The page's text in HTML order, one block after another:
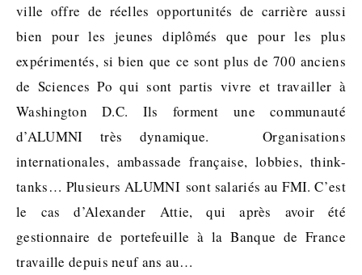
ville offre de réelles opportunités de carrière aussi
bien pour les jeunes diplômés que pour les plus
expérimentés, si bien que ce sont plus de 700 anciens
de Sciences Po qui sont partis vivre et travailler à
Washington D.C. Ils forment une communauté
d’ALUMNI très dynamique. Organisations
internationales, ambassade française, lobbies, think-
tanks… Plusieurs ALUMNI sont salariés au FMI. C’est
le cas d’Alexander Attie, qui après avoir été
gestionnaire de portefeuille à la Banque de France
travaille depuis neuf ans au…